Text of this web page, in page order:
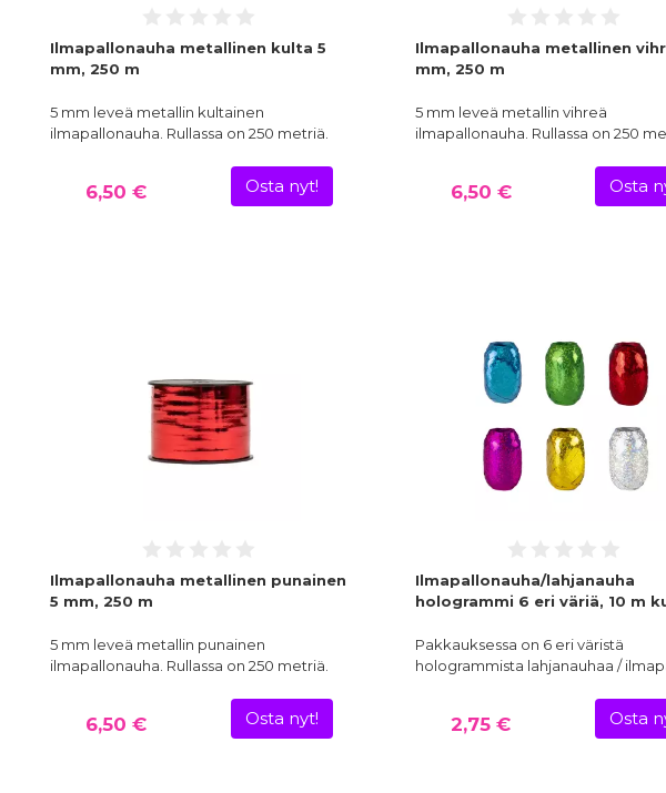
Ilmapallonauha metallinen kulta 5
mm, 250 m
5 mm leveä metallin kultainen
ilmapallonauha. Rullassa on 250 metriä.
6,50 € Osta nyt!
Ilmapallonauha metallinen
mm, 250 m
5 mm leveä metallin vihreä
ilmapallonauha. Rullassa on 250
6,50 € Osta
Ilmapallonauha metallinen punainen
5 mm, 250 m
5 mm leveä metallin punainen
ilmapallonauha. Rullassa on 250 metriä.
6,50 € Osta nyt!
Ilmapallonauha/lahjanauha
hologrammi 6 eri väriä, 10 m
Pakkauksessa on 6 eri väristä
hologrammista lahjanauhaa /
2,75 € Osta